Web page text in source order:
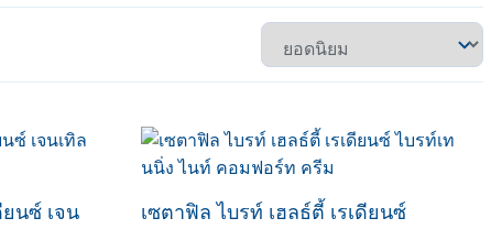
ยนซ์ เจน
เซตาฟิล ไบรท์ เฮลธ์ตี้ เรเดียนซ์